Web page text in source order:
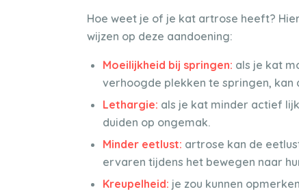
Hoe weet je of je kat artrose heeft?
wijzen op deze aandoening:
Moeilijkheid bij springen: als je kat
verhoogde plekken te springen, kan
Lethargie: als je kat minder actief
duiden op ongemak.
Minder eetlust: artrose kan de
ervaren tijdens het bewegen naar
Kreupelheid: je zou kunnen